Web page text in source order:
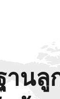
าน